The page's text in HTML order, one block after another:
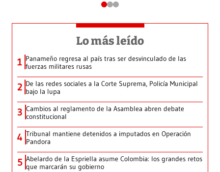
Lo más leído
1 Panameño regresa al país tras ser desvinculado de las
fuerzas militares rusas
2 De las redes sociales a la Corte Suprema, Policía Municipal
bajo la lupa
3 Cambios al reglamento de la Asamblea abren debate
constitucional
4 Tribunal mantiene detenidos a imputados en Operación
Pandora
5 Abelardo de la Espriella asume Colombia: los grandes retos
que marcarán su gobierno